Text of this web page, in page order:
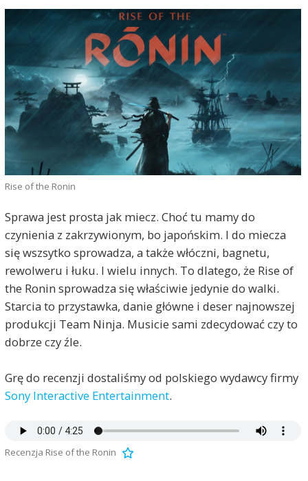
Rise of the Ronin
Sprawa jest prosta jak miecz. Choć tu mamy do
czynienia z zakrzywionym, bo japońskim. I do miecza
się wszsytko sprowadza, a także włóczni, bagnetu,
rewolweru i łuku. I wielu innych. To dlatego, że Rise of
the Ronin sprowadza się właściwie jedynie do walki.
Starcia to przystawka, danie główne i deser najnowszej
produkcji Team Ninja. Musicie sami zdecydować czy to
dobrze czy źle.
Grę do recenzji dostaliśmy od polskiego wydawcy firmy
Sony Interactive Entertainment.
Recenzja Rise of the Ronin